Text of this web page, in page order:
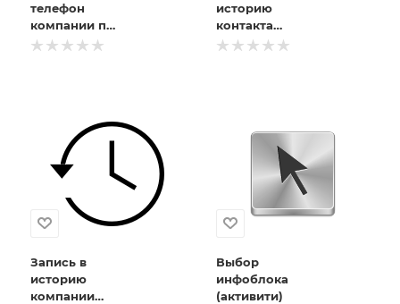
телефон
компании по
ID (активити)
историю
контакта
(активити)
Запись в
историю
компании
Выбор
инфоблока
(активити)